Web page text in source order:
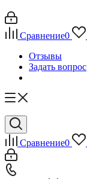
Сравнение0
Отзывы
Задать вопрос
Сравнение0